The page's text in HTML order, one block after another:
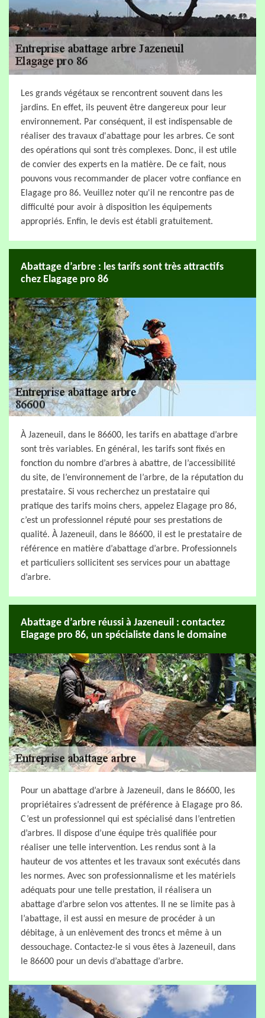
Les grands végétaux se rencontrent souvent dans les
jardins. En effet, ils peuvent être dangereux pour leur
environnement. Par conséquent, il est indispensable de
réaliser des travaux d'abattage pour les arbres. Ce sont
des opérations qui sont très complexes. Donc, il est utile
de convier des experts en la matière. De ce fait, nous
pouvons vous recommander de placer votre confiance en
Elagage pro 86. Veuillez noter qu'il ne rencontre pas de
difficulté pour avoir à disposition les équipements
appropriés. Enfin, le devis est établi gratuitement.
Abattage d’arbre : les tarifs sont très attractifs
chez Elagage pro 86
À Jazeneuil, dans le 86600, les tarifs en abattage d’arbre
sont très variables. En général, les tarifs sont fixés en
fonction du nombre d’arbres à abattre, de l’accessibilité
du site, de l’environnement de l’arbre, de la réputation du
prestataire. Si vous recherchez un prestataire qui
pratique des tarifs moins chers, appelez Elagage pro 86,
c’est un professionnel réputé pour ses prestations de
qualité. À Jazeneuil, dans le 86600, il est le prestataire de
référence en matière d’abattage d’arbre. Professionnels
et particuliers sollicitent ses services pour un abattage
d’arbre.
Abattage d’arbre réussi à Jazeneuil : contactez
Elagage pro 86, un spécialiste dans le domaine
Pour un abattage d’arbre à Jazeneuil, dans le 86600, les
propriétaires s’adressent de préférence à Elagage pro 86.
C’est un professionnel qui est spécialisé dans l’entretien
d’arbres. Il dispose d’une équipe très qualifiée pour
réaliser une telle intervention. Les rendus sont à la
hauteur de vos attentes et les travaux sont exécutés dans
les normes. Avec son professionnalisme et les matériels
adéquats pour une telle prestation, il réalisera un
abattage d’arbre selon vos attentes. Il ne se limite pas à
l’abattage, il est aussi en mesure de procéder à un
débitage, à un enlèvement des troncs et même à un
dessouchage. Contactez-le si vous êtes à Jazeneuil, dans
le 86600 pour un devis d’abattage d’arbre.